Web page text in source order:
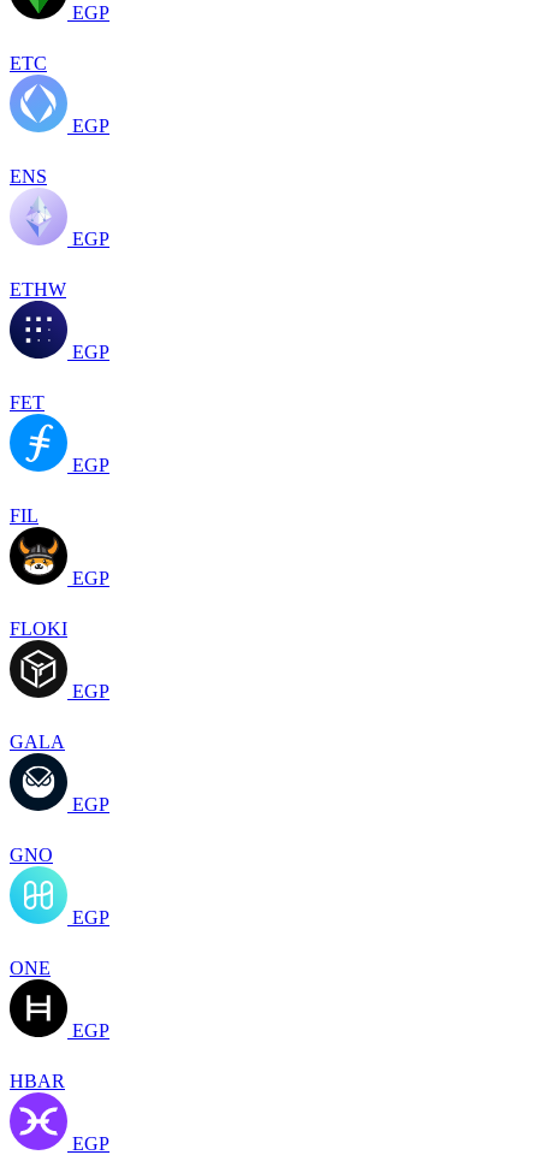
EGP
ETC
EGP
ENS
EGP
ETHW
EGP
FET
EGP
FIL
EGP
FLOKI
EGP
GALA
EGP
GNO
EGP
ONE
EGP
HBAR
EGP